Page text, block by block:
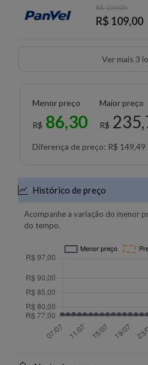
R$ 139,00
R$ 109,00
Ver
Menor preço
R$ 86,30
Maior preço
R$
Diferença de preço: R$ 149,49
Histórico de preço
Acompanhe a variação do menor
do tempo.